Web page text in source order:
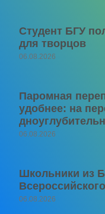
Студент БГУ
для творцов
06.08.2026
Паромная
удобнее: на
06.08.2026
Школьники из
06.08.2026